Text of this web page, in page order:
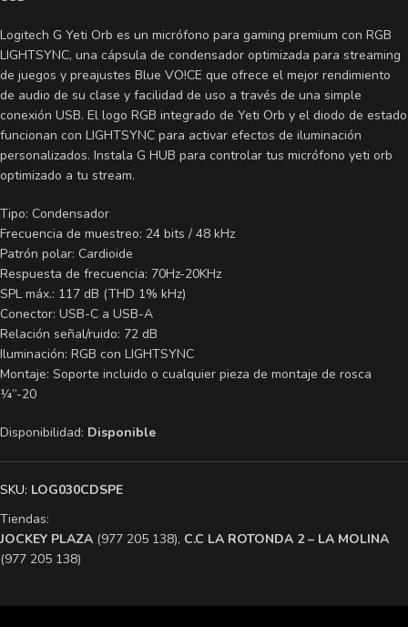
Logitech G Yeti Orb es un micrófono para gaming premium con RGB
LIGHTSYNC, una cápsula de condensador optimizada para streaming
de juegos y preajustes Blue VO!CE que ofrece el mejor rendimiento
de audio de su clase y facilidad de uso a través de una simple
conexión USB. El logo RGB integrado de Yeti Orb y el diodo de estado
funcionan con LIGHTSYNC para activar efectos de iluminación
personalizados. Instala G HUB para controlar tus micrófono yeti orb
optimizado a tu stream.
Tipo: Condensador
Frecuencia de muestreo: 24 bits / 48 kHz
Patrón polar: Cardioide
Respuesta de frecuencia: 70Hz-20KHz
SPL máx.: 117 dB (THD 1% kHz)
Conector: USB-C a USB-A
Relación señal/ruido: 72 dB
Iluminación: RGB con LIGHTSYNC
Montaje: Soporte incluido o cualquier pieza de montaje de rosca
¼”-20
Disponibilidad: Disponible
SKU: LOG030CDSPE
Tiendas:
​JOCKEY PLAZA (977 205 138), ​C.C LA ROTONDA 2 – LA MOLINA
(977 205 138)